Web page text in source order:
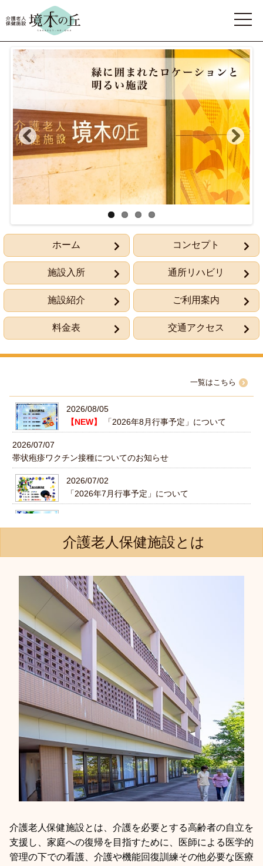
ホーム コンセプト
施設入所 通所リハビリ
施設紹介 ご利用案内
料金表 交通アクセス
介護老人保健施設とは
介護老人保健施設とは、介護を必要とする高齢者の自立を
支援し、家庭への復帰を目指すために、医師による医学的
管理の下での看護、介護や機能回復訓練その他必要な医療